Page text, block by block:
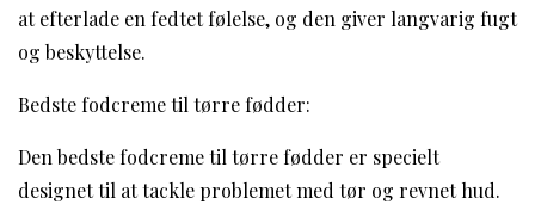
at efterlade en fedtet følelse, og den giver langvarig fugt
og beskyttelse.
Bedste fodcreme til tørre fødder:
Den bedste fodcreme til tørre fødder er specielt
designet til at tackle problemet med tør og revnet hud.